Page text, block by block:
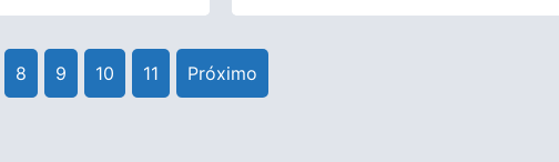
8 9 10 11 Próximo